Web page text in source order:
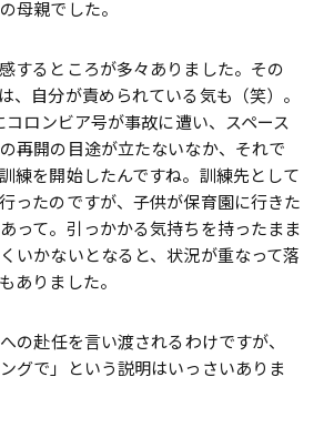
母親でした。
するところが多々ありました。その
、自分が責められている気も（笑）。
ロンビア号が事故に遭い、スペース
再開の目途が立たないなか、それで
練を開始したんですね。訓練先として
ったのですが、子供が保育園に行きた
って。引っかかる気持ちを持ったまま
いかないとなると、状況が重なって落
ありました。
への赴任を言い渡されるわけですが、
グで」という説明はいっさいありま